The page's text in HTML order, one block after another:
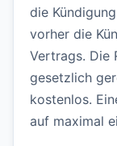
die
vorher die
Vertrags. Die
gesetzlich
kostenlos.
auf maximal